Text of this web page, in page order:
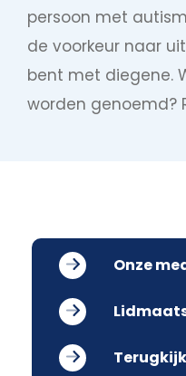
persoon met
de voorkeur naar
bent met diegene.
worden genoemd?
Onze